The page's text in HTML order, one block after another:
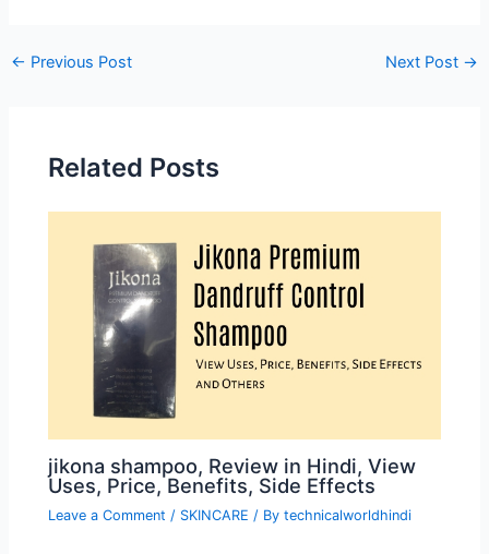
Post
← Previous Post Next Post →
Related Posts
jikona shampoo, Review in Hindi, View
Uses, Price, Benefits, Side Effects
Leave a Comment / SKINCARE / Bytechnicalworldhindi